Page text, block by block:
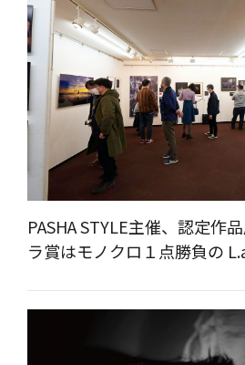
PASHA STYLE主催、認定作
ラ賞はモノクロ１点勝負の